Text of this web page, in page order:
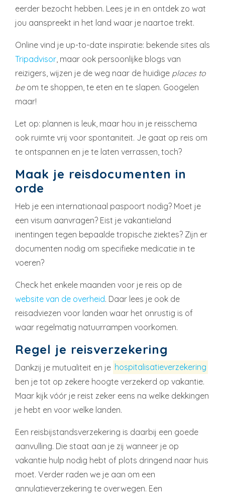
eerder bezocht hebben. Lees je in en ontdek zo wat
jou aanspreekt in het land waar je naartoe trekt.
Online vind je up-to-date inspiratie: bekende sites als
Tripadvisor , maar ook persoonlijke blogs van
reizigers, wijzen je de weg naar de huidige places to
beom te shoppen, te eten en te slapen. Googelen
maar!
Let op: plannen is leuk, maar hou in je reisschema
ook ruimte vrij voor spontaniteit. Je gaat op reis om
te ontspannen en je te laten verrassen, toch?
Maak je reisdocumenten in
orde
Heb je een internationaal paspoort nodig? Moet je
een visum aanvragen? Eist je vakantieland
inentingen tegen bepaalde tropische ziektes? Zijn er
documenten nodig om specifieke medicatie in te
voeren?
Check het enkele maanden voor je reis op de
website van de overheid. Daar lees je ook de
reisadviezen voor landen waar het onrustig is of
waar regelmatig natuurrampen voorkomen.
Regel je reisverzekering
Dankzij je mutualiteit en je hospitalisatieverzekering
ben je tot op zekere hoogte verzekerd op vakantie.
Maar kijk vóór je reist zeker eens na welke dekkingen
je hebt en voor welke landen.
Een reisbijstandsverzekering is daarbij een goede
aanvulling. Die staat aan je zij wanneer je op
vakantie hulp nodig hebt of plots dringend naar huis
moet. Verder raden we je aan om een
annulatieverzekering te overwegen. Een